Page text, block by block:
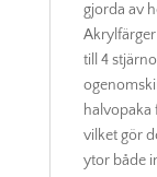
gjorda av
till 4
halvopaka
vilket gör
ytor både